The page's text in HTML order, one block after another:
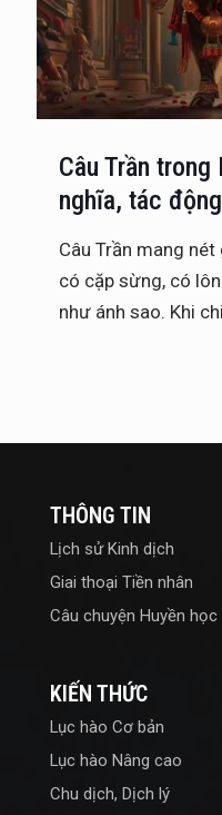
Câu Trần
nghĩa, tác
Câu Trần mang
có cặp sừng, có
như ánh sao. Khi
THÔNG TIN
Lịch sử Kinh dịch
Giai thoại Tiền nhân
Câu chuyện Huyền học
KIẾN THỨC
Lục hào Cơ bản
Lục hào Nâng cao
Chu dịch, Dịch lý